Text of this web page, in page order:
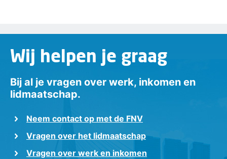
Wij helpen je graag
Bij al je vragen over werk, inkomen en
lidmaatschap.
Neem contact op met de FNV
Vragen over het lidmaatschap
Vragen over werk en inkomen